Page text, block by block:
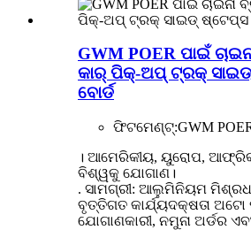
GWM POER ପାଇଁ
କାର୍ ପିକ୍-ଅପ୍ ଟ୍ରକ୍
ବୋର୍ଡ
ଫିଟମେଣ୍ଟ୍:GWM
। ଆମେରିକୀୟ, ୟୁରୋପ,
ବିଶ୍ୱକୁ ଯୋଗାଣ।
. ସାମଗ୍ରୀ: ଆଲୁମିନିୟମ
ବୃତ୍ତିଗତ କାର୍ଯ୍ୟଦକ୍ଷତା ଅଟୋ
ଯୋଗାଣକାରୀ, ନମୁନା ଅର୍ଡର